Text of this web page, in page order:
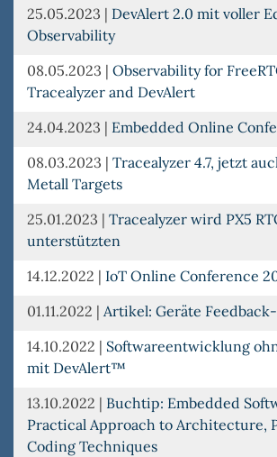
25.05.2023 | DevAlert 2.0 mit voller
Observability
08.05.2023 | Observability for
Tracealyzer and DevAlert
24.04.2023 | Embedded Online
08.03.2023 | Tracealyzer 4.7, jetzt
Metall Targets
25.01.2023 | Tracealyzer wird PX5
unterstützten
14.12.2022 | IoT Online Conference
01.11.2022 | Artikel: Geräte
14.10.2022 | Softwareentwicklung
mit DevAlert™
13.10.2022 | Buchtip: Embedded
Practical Approach to Architecture,
Coding Techniques